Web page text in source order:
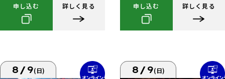
申し込む 詳しく見る 申し込む 詳しく見る
8/9(日) 8/9(日)